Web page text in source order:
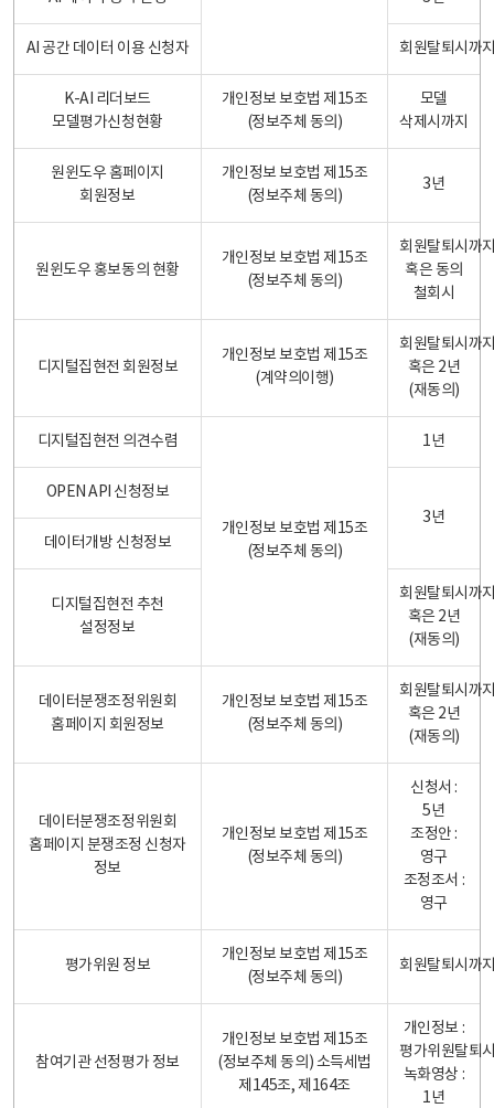
AI 공간 데이터 이용 신청자 회원탈퇴시까
K-AI 리더보드
모델평가신청현황
개인정보 보호법 제15조
(정보주체 동의)
모델
삭제시까지
원윈도우 홈페이지
회원정보
개인정보 보호법 제15조
(정보주체 동의)
3년
원윈도우 홍보동의 현황
개인정보 보호법 제15조
(정보주체 동의)
회원탈퇴시까
혹은 동의
철회시
디지털집현전 회원정보
개인정보 보호법 제15조
(계약의이행)
회원탈퇴시까
혹은 2년
(재동의)
디지털집현전 의견수렴
개인정보 보호법 제15조
(정보주체 동의)
1년
OPEN API 신청정보
3년
데이터개방 신청정보
디지털집현전 추천
설정정보
회원탈퇴시까
혹은 2년
(재동의)
데이터분쟁조정위원회
홈페이지 회원정보
개인정보 보호법 제15조
(정보주체 동의)
회원탈퇴시까
혹은 2년
(재동의)
데이터분쟁조정위원회
홈페이지 분쟁조정 신청자
정보
개인정보 보호법 제15조
(정보주체 동의)
신청서 :
5년
조정안 :
영구
조정조서 :
영구
평가위원 정보
개인정보 보호법 제15조
(정보주체 동의)
회원탈퇴시까
참여기관 선정평가 정보
개인정보 보호법 제15조
(정보주체 동의) 소득세법
제145조, 제164조
개인정보 :
평가위원탈퇴
녹화영상 :
1년